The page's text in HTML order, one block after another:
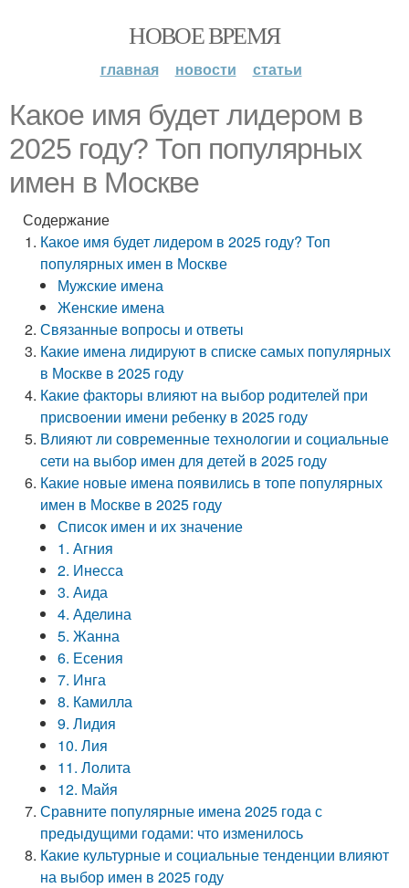
НОВОЕ ВРЕМЯ
главная новости статьи
Какое имя будет лидером в
2025 году? Топ популярных
имен в Москве
Содержание
Какое имя будет лидером в 2025 году? Топ
популярных имен в Москве
Мужские имена
Женские имена
Связанные вопросы и ответы
Какие имена лидируют в списке самых популярных
в Москве в 2025 году
Какие факторы влияют на выбор родителей при
присвоении имени ребенку в 2025 году
Влияют ли современные технологии и социальные
сети на выбор имен для детей в 2025 году
Какие новые имена появились в топе популярных
имен в Москве в 2025 году
Список имен и их значение
1. Агния
2. Инесса
3. Аида
4. Аделина
5. Жанна
6. Есения
7. Инга
8. Камилла
9. Лидия
10. Лия
11. Лолита
12. Майя
Сравните популярные имена 2025 года с
предыдущими годами: что изменилось
Какие культурные и социальные тенденции влияют
на выбор имен в 2025 году